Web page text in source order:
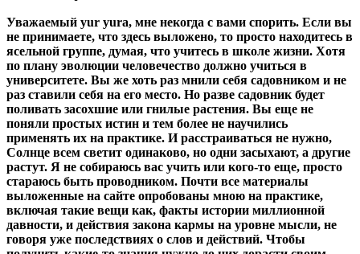
сообщение
Уважаемый yur yura, мне некогда с вами спорить. Если вы
не принимаете, что здесь выложено, то просто находитесь в
ясельной группе, думая, что учитесь в школе жизни. Хотя
по плану эволюции человечество должно учиться в
университете. Вы же хоть раз мнили себя садовником и не
раз ставили себя на его место. Но разве садовник будет
поливать засохшие или гнилые растения. Вы еще не
поняли простых истин и тем более не научились
применять их на практике. И расстраиваться не нужно,
Солнце всем светит одинаково, но одни засыхают, а другие
растут. Я не собираюсь вас учить или кого-то еще, просто
стараюсь быть проводником. Почти все материалы
выложенные на сайте опробованы мною на практике,
включая такие вещи как, факты истории миллионной
давности, и действия закона кармы на уровне мысли, не
говоря уже последствиях о слов и действий. Чтобы